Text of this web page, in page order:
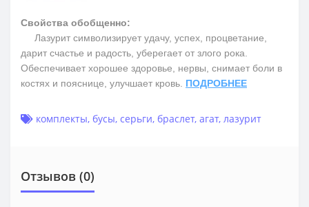
Свойства обобщенно:
Лазурит символизирует удачу, успех, процветание,
дарит счастье и радость, уберегает от злого рока.
Обеспечивает хорошее здоровье, нервы, снимает боли в
костях и пояснице, улучшает кровь. ПОДРОБНЕЕ
комплекты, бусы, серьги, браслет, агат, лазурит
Отзывов (0)